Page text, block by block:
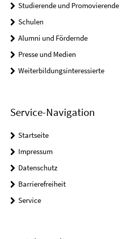
Studierende und Promovierende
Schulen
Alumni und Fördernde
Presse und Medien
Weiterbildungsinteressierte
Service-Navigation
Startseite
Impressum
Datenschutz
Barrierefreiheit
Service